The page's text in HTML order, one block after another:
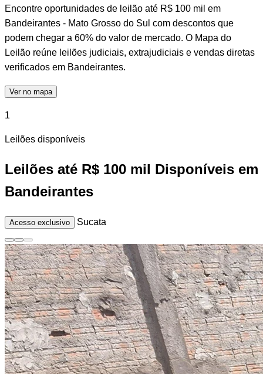
Encontre oportunidades de leilão até R$ 100 mil em
Bandeirantes - Mato Grosso do Sul com descontos que
podem chegar a 60% do valor de mercado. O Mapa do
Leilão reúne leilões judiciais, extrajudiciais e vendas diretas
verificados em Bandeirantes.
Ver no mapa
1
Leilões disponíveis
Leilões até R$ 100 mil Disponíveis em
Bandeirantes
Acesso exclusivo Sucata